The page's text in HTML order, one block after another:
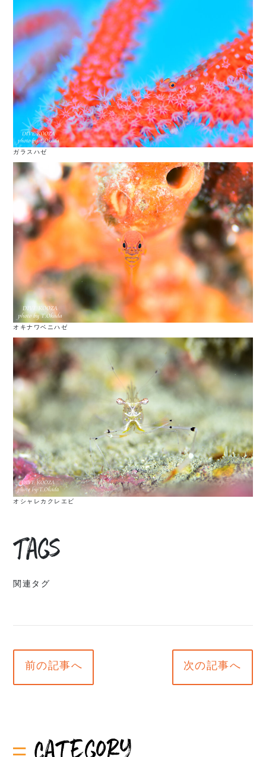
ガラスハゼ
オキナワベニハゼ
オシャレカクレエビ
Tags
関連タグ
前の記事へ 次の記事へ